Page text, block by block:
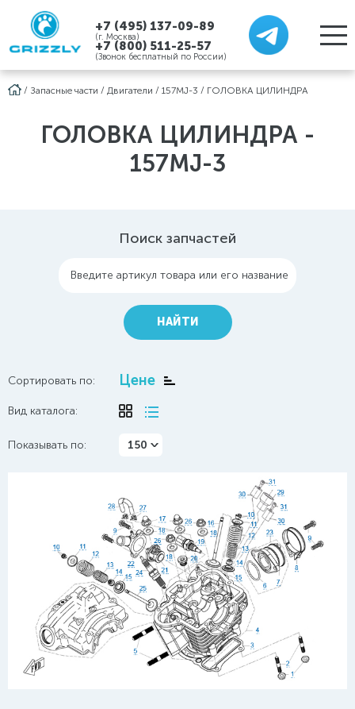
+7 (495) 137-09-89
(г. Москва)
+7 (800) 511-25-57
(Звонок бесплатный по России)
/ Запасные части / Двигатели / 157MJ-3 / ГОЛОВКА ЦИЛИНДРА
ГОЛОВКА ЦИЛИНДРА -
157MJ-3
Поиск запчастей
Введите артикул товара или его название
НАЙТИ
Сортировать по: Цене
Вид каталога:
Показывать по: 150